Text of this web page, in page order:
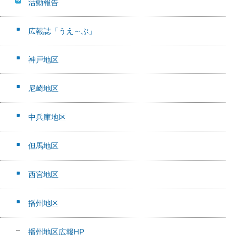
活動報告
広報誌「うえ～ぶ」
神戸地区
尼崎地区
中兵庫地区
但馬地区
西宮地区
播州地区
播州地区広報HP